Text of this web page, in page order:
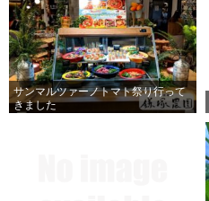
サンマルツァーノトマト祭り行って
きました